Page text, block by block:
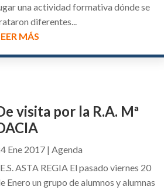
una actividad formativa dónde se
diferentes...
MÁS
visita por la R.A. Mª
Ene 2017| Agenda
ASTA REGIA El pasado viernes 20
Enero un grupo de alumnos y alumnas